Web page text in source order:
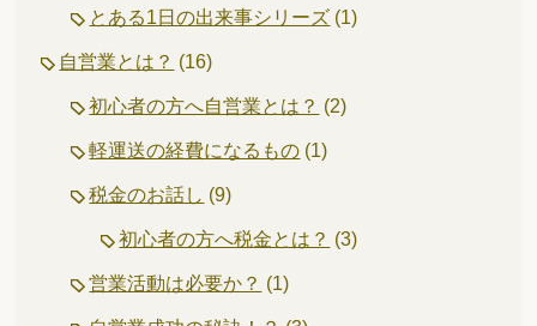
とある1日の出来事シリーズ (1)
自営業とは？ (16)
初心者の方へ自営業とは？ (2)
軽運送の経費になるもの (1)
税金のお話し (9)
初心者の方へ税金とは？ (3)
営業活動は必要か？ (1)